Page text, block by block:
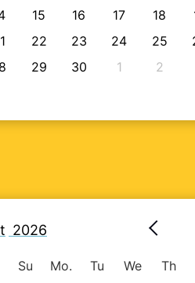
15 16 17 18
22 23 24 25
29 30 1 2
2026
Su Mo. Tu We
Th